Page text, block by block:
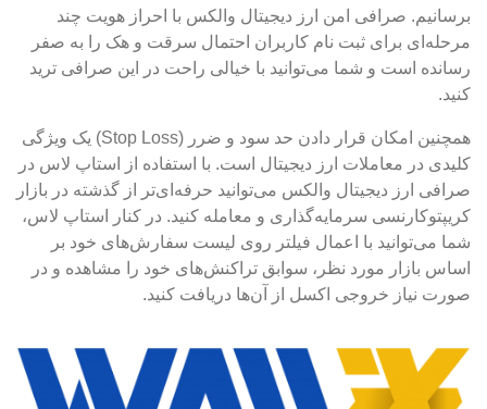
برسانیم. صرافی امن ارز دیجیتال والکس با احراز هویت چند
مرحله‌ای برای ثبت نام کاربران احتمال سرقت و هک را به صفر
رسانده است و شما می‌توانید با خیالی راحت در این صرافی ترید
کنید.
همچنین امکان قرار دادن حد سود و ضرر (Stop Loss) یک ویژگی
کلیدی در معاملات ارز دیجیتال است. با استفاده از استاپ لاس در
صرافی ارز دیجیتال والکس می‌توانید حرفه‌ای‌تر از گذشته در بازار
کریپتوکارنسی سرمایه‌گذاری و معامله کنید. در کنار استاپ لاس،
شما می‌توانید با اعمال فیلتر روی لیست سفارش‌های خود بر
اساس بازار مورد نظر، سوابق تراکنش‌های خود را مشاهده و در
صورت نیاز خروجی اکسل از آن‌ها دریافت کنید.